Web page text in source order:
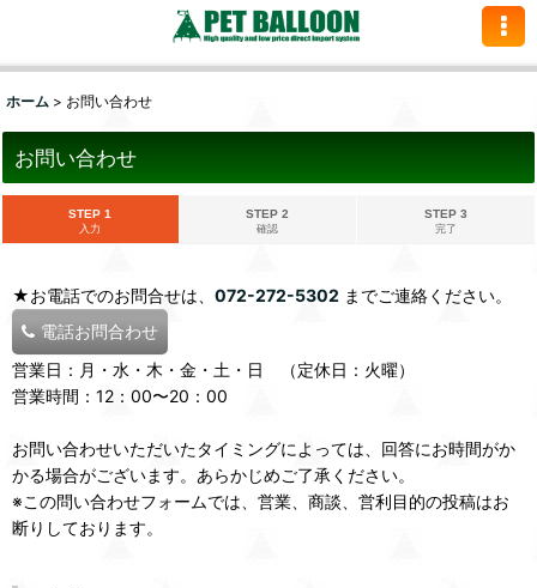
ホーム > お問い合わせ
お問い合わせ
STEP 1
入力
STEP 2
確認
STEP 3
完了
★お電話でのお問合せは、 072-272-5302 までご連絡ください。
電話お問合わせ
営業日：月・水・木・金・土・日 （定休日：火曜）
営業時間：12：00〜20：00
お問い合わせいただいたタイミングによっては、回答にお時間がか
かる場合がございます。あらかじめご了承ください。
※この問い合わせフォームでは、営業、商談、営利目的の投稿はお
断りしております。